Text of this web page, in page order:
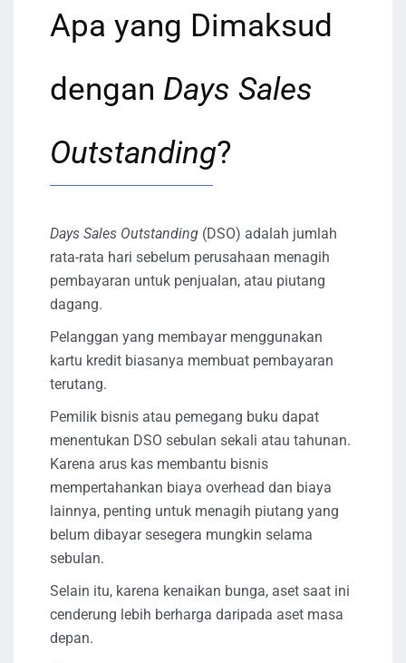
Apa yang Dimaksud
dengan Days Sales
Outstanding?
Days Sales Outstanding (DSO) adalah jumlah
rata-rata hari sebelum perusahaan menagih
pembayaran untuk penjualan, atau piutang
dagang.
Pelanggan yang membayar menggunakan
kartu kredit biasanya membuat pembayaran
terutang.
Pemilik bisnis atau pemegang buku dapat
menentukan DSO sebulan sekali atau tahunan.
Karena arus kas membantu bisnis
mempertahankan biaya overhead dan biaya
lainnya, penting untuk menagih piutang yang
belum dibayar sesegera mungkin selama
sebulan.
Selain itu, karena kenaikan bunga, aset saat ini
cenderung lebih berharga daripada aset masa
depan.